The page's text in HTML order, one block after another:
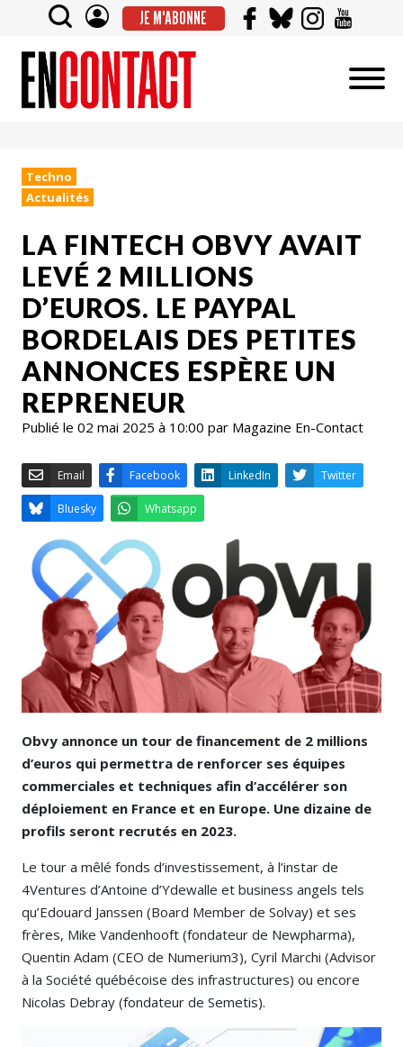
JE M'ABONNE
Techno
Actualités
LA FINTECH OBVY AVAIT
LEVÉ 2 MILLIONS
D’EUROS. LE PAYPAL
BORDELAIS DES PETITES
ANNONCES ESPÈRE UN
REPRENEUR
Publié le 02 mai 2025 à 10:00 par Magazine En-Contact
Email Facebook LinkedIn
Bluesky Whatsapp
Obvy annonce un tour de financement de 2 millions
d’euros qui permettra de renforcer ses équipes
commerciales et techniques afin d’accélérer son
déploiement en France et en Europe. Une dizaine de
profils seront recrutés en 2023.
Le tour a mêlé fonds d’investissement, à l’instar de
4Ventures d’Antoine d’Ydewalle et business angels tels
qu’Edouard Janssen (Board Member de Solvay) et ses
frères, Mike Vandenhooft (fondateur de Newpharma),
Quentin Adam (CEO de Numerium3), Cyril Marchi (Advisor
à la Société québécoise des infrastructures) ou encore
Nicolas Debray (fondateur de Semetis).